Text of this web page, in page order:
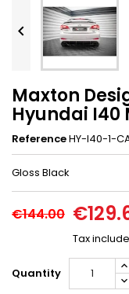

Maxton
Hyundai I40
ReferenceHY-I40-1-
Gloss Black
€144.00
Tax
Quantity